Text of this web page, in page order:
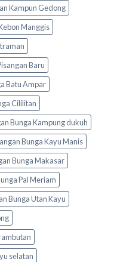
Kampun Gedong
Manggis
Baru
Batu Ampar
Cililitan
Bunga Kampung dukuh
Bunga Kayu Manis
Bunga Makasar
Pal Meriam
Bunga Utan Kayu
selatan